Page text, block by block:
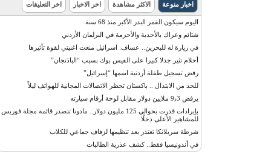
اخبار منوعة الاكثر مشاهدة اخر الاخبار اخر التعليقات
اليوم سيكون القمر البدر الأكبر منذ 68 سنة
شتائم وعراك بالأحذية والأحزمة في البرلمان الأردني
في زيارة له للبحرين.. عساف: اسرائيل منعت اغنيتي لقوة تأثيرها
أحلام تثير جدلا كبيرا على الفيس بوك بسبب “الباذنجان”
رفض تسجيل طفلة أردنية اسمها “إسرائيل”
للحد من الابتذال .. باكستان تحظر الاتصالات المجانية للهواتف ليلاً
يرفض 9٫3 ملايين دولار مقابل لوحة أرقام سيارته
بإيرادات قدرت بحوالي 125 مليون دولار.. مادونا تتصدر قائمة مجلة فوربس
للمشاهير الأعلى دخلًا
شرطة سريلانكا تعتذر بعد تنظيمها لزفاف جماعي للكلاب
في أندونيسيا فقط.. كشف عذرية الطالبات